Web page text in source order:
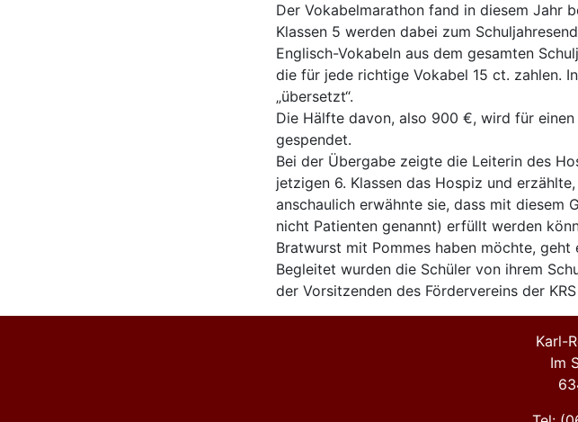
Der Vokabelmarathon fand in diesem Jahr
Klassen 5 werden dabei zum
Englisch-Vokabeln aus dem gesamten
die für jede richtige Vokabel 15 ct. zahlen.
„übersetzt“.
Die Hälfte davon, also 900 €, wird für
gespendet.
Bei der Übergabe zeigte die Leiterin des
jetzigen 6. Klassen das Hospiz und
anschaulich erwähnte sie, dass mit diesem
nicht Patienten genannt) erfüllt werden
Bratwurst mit Pommes haben möchte,
Begleitet wurden die Schüler von ihrem
der Vorsitzenden des Fördervereins der
Karl-
Im